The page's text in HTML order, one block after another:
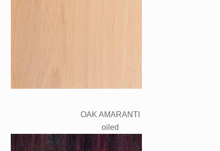
OAK AMARANTI
oiled